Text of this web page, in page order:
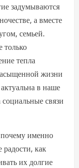
задумываются
а вместе
семьей.
только
тепла
жизни
в наше
связи
именно
радости, как
их долгие